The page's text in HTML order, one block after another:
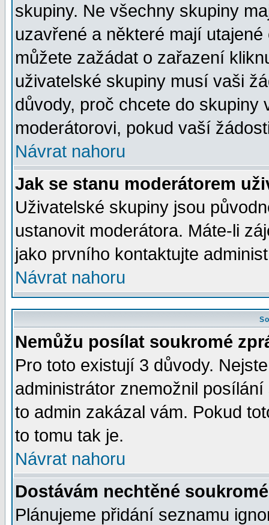
skupiny. Ne všechny skupiny
uzavřené a některé mají
můžete zažádat o zařazení
uživatelské skupiny musí vaši
důvody, proč chcete do skupiny
moderátorovi, pokud vaší
Návrat nahoru
Jak se stanu moderátorem
Uživatelské skupiny jsou
ustanovit moderátora. Máte-li
jako prvního kontaktujte
Návrat nahoru
Nemůžu posílat soukromé
Pro toto existují 3 důvody.
administrátor znemožnil
to admin zakázal vám. Pokud
to tomu tak je.
Návrat nahoru
Dostávám nechtěné
Plánujeme přidání seznamu